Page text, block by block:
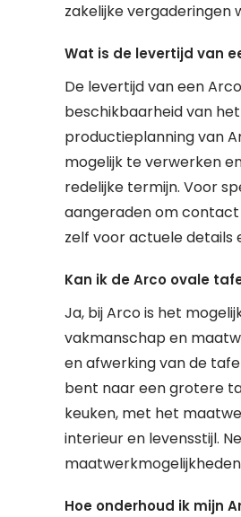
zakelijke
Wat is de levertijd van
De levertijd van een
beschikbaarheid van
productieplanning van
mogelijk te verwerken
redelijke termijn. Voor
aangeraden om
zelf voor actuele details
Kan ik de Arco ovale
Ja, bij Arco is het
vakmanschap en
en afwerking van de
bent naar een grotere
keuken, met het
interieur en levensstijl.
Hoe onderhoud ik mijn